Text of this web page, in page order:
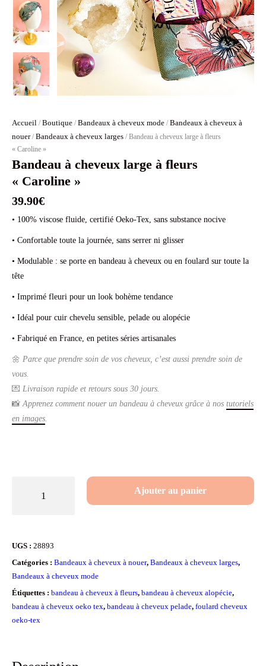
Accueil / Boutique / Bandeaux à cheveux mode / Bandeaux à cheveux à
nouer/ Bandeaux à cheveux larges / Bandeau à cheveux large à fleurs
« Caroline »
Bandeau à cheveux large à fleurs
« Caroline »
39.90€
• 100% viscose fluide, certifié Oeko-Tex, sans substance nocive
• Confortable toute la journée, sans serrer ni glisser
• Modulable : se porte en bandeau à cheveux ou en foulard sur toute la
tête
• Imprimé fleuri pour un look bohème tendance
• Idéal pour cuir chevelu sensible, pelade ou alopécie
• Fabriqué en France, en petites séries artisanales
🌼 Parce que prendre soin de vos cheveux, c’est aussi prendre soin de
vous.
💌 Livraison rapide et retours sous 30 jours.
📸 Apprenez comment nouer un bandeau à cheveux grâce à nos tutoriels
en images
large
à
fleurs
Ajouter au panier
UGS : 28893
Catégories : Bandeaux à cheveux à nouer, Bandeaux à cheveux larges,
Bandeaux à cheveux mode
Étiquettes : bandeau à cheveux à fleurs, bandeau à cheveux alopécie,
bandeau à cheveux oeko tex, bandeau à cheveux pelade, foulard cheveux
oeko-tex